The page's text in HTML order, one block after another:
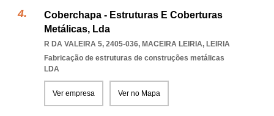
Coberchapa - Estruturas E Coberturas
Metálicas, Lda
R DA VALEIRA 5, 2405-036, MACEIRA LEIRIA, LEIRIA
Fabricação de estruturas de construções metálicas
LDA
Ver empresa Ver no Mapa